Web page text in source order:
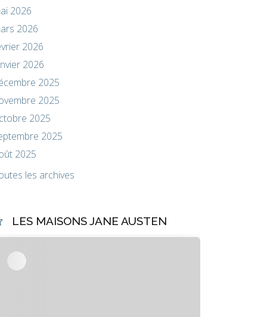
2026
2026
2026
2026
2025
2025
2025
2025
2025
les archives
LES MAISONS JANE AUSTEN